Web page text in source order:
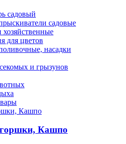
садовый
садовые
хозяйственные
для цветов
насадки
и грызунов
Кашпо
Кашпо